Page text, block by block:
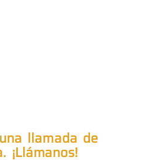
llamada de
¡Llámanos!